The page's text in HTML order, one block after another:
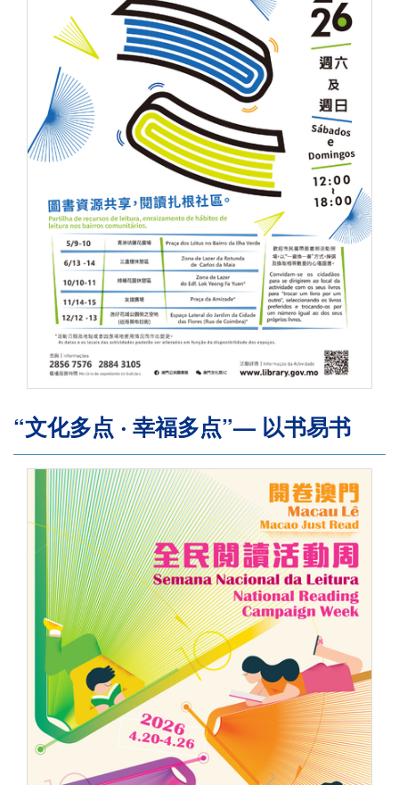
“文化多点 ‧ 幸福多点”— 以书易书